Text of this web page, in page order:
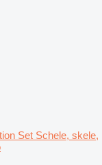
Set Schele, skele,